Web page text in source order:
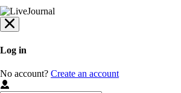
Log in
No account? Create an account